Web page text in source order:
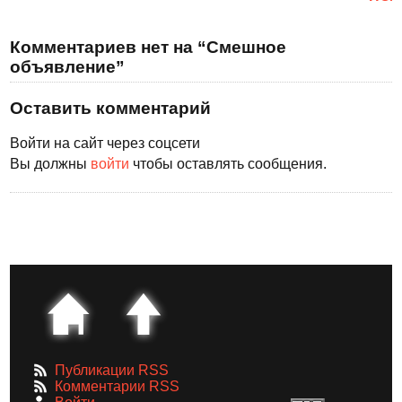
Комментариев нет на “Смешное
объявление”
Оставить комментарий
Войти на сайт через соцсети
Вы должны войти чтобы оставлять сообщения.
Публикации RSS
Комментарии RSS